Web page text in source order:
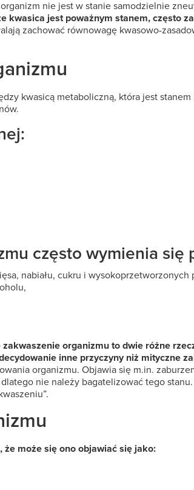
organizm nie jest w stanie samodzielnie
kwasica jest poważnym stanem, często
zachować równowagę kwasowo-
kwasicą metaboliczną, która jest
często wymienia się
nabiału, cukru i wysokoprzetworzonych
organizmu to dwie różne
inne przyczyny niż mityczne
organizmu. Objawia się m.in.
nie należy bagatelizować tego
że może się ono objawiać się jako: